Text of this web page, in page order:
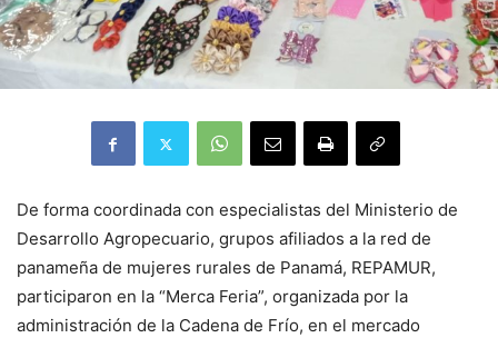
De forma coordinada con especialistas del Ministerio de
Desarrollo Agropecuario, grupos afiliados a la red de
panameña de mujeres rurales de Panamá, REPAMUR,
participaron en la “Merca Feria”, organizada por la
administración de la Cadena de Frío, en el mercado